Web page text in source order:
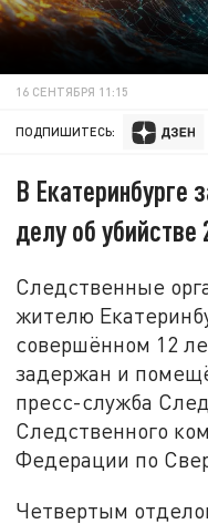
16 СЕНТЯБРЯ 11:15
ПОДПИШИТЕСЬ:
В Екатеринбурге
делу об убийстве
Следственные
жителю
совершённом 12
задержан и
пресс-служба
Следственного
Федерации по
Четвертым